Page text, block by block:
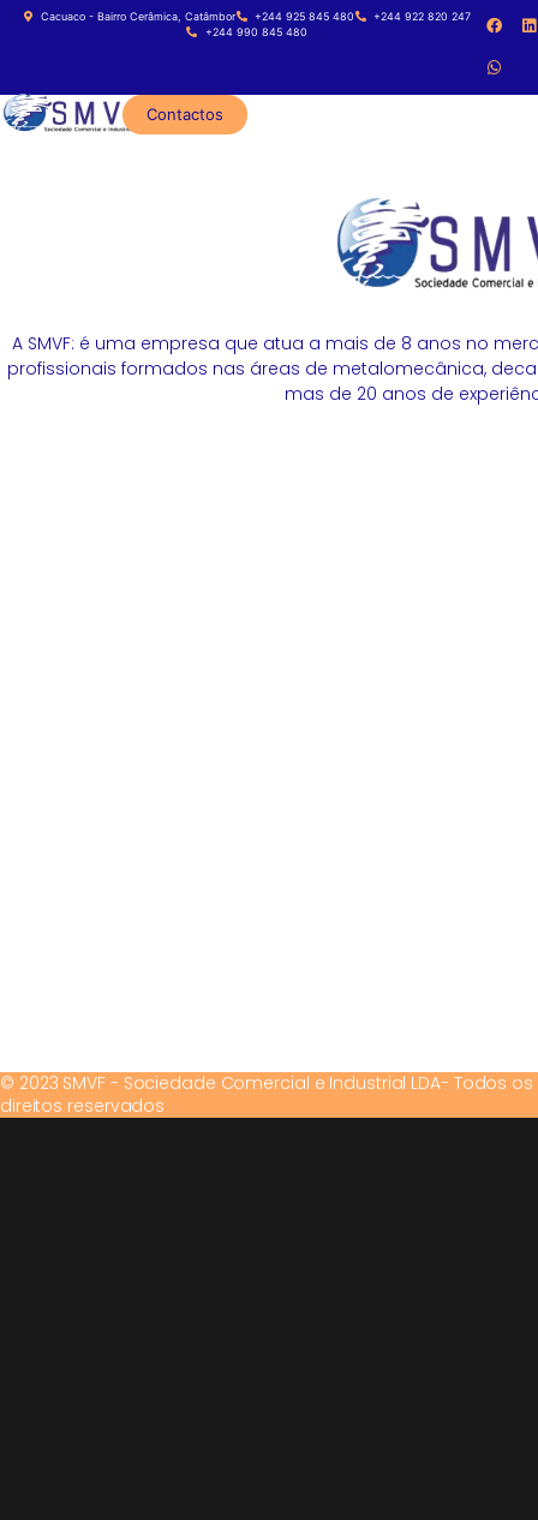
Cacuaco - Bairro Cerâmica, Catâmbor +244 925 845 480
+244 922 820 247
+244 990 845 480
Contactos
A SMVF: é uma empresa que atua a mais de 8 anos no
profissionais formados nas áreas de metalomecânica,
mas de 20 anos de
© 2023 SMVF - Sociedade Comercial e Industrial LDA- Todos os
direitos reservados